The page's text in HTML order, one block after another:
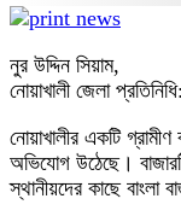
নুর উদ্দিন সিয়াম,
নোয়াখালী জেলা প্রতিনিধি:
নোয়াখালীর একটি
অভিযোগ উঠেছে।
স্থানীয়দের কাছে বাংলা